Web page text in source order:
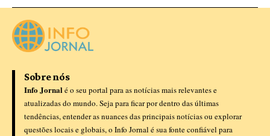
Sobre nós
Info Jornal é o seu portal para as notícias mais relevantes e
atualizadas do mundo. Seja para ficar por dentro das últimas
tendências, entender as nuances das principais notícias ou explorar
questões locais e globais, o Info Jornal é sua fonte confiável para